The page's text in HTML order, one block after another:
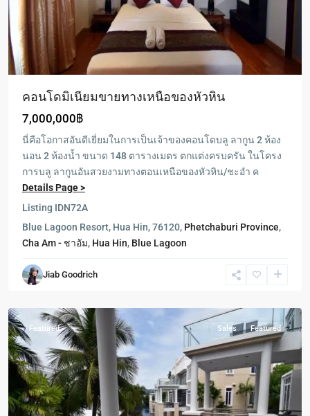
คอนโดมิเนียมขายทางเหนือของหัวหิน
7,000,000฿
นี่คือโอกาสอันดีเยี่ยมในการเป็นเจ้าของคอนโดบลู ลากูน 2 ห้อง
นอน 2 ห้องน้ำ ขนาด 148 ตารางเมตร ตกแต่งครบครัน ในโครง
การบลู ลากูนอันสวยงามทางตอนเหนือของหัวหิน/ชะอำ ค
Details Page >
Listing IDN72A
Blue Lagoon Resort, Hua Hin, 76120, Phetchaburi Province,
Cha Am - ชาอัม, Hua Hin, Blue Lagoon
Jiab Goodrich
Lagoon ,
Am
-
ชา
อัม,
Hua
Featured Sales Featured